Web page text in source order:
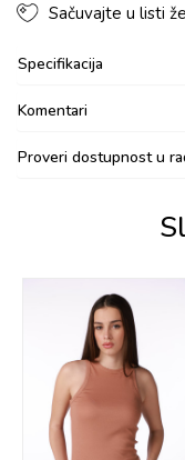
Sačuvajte u listi
Specifikacija
Komentari
Proveri dostupnost u